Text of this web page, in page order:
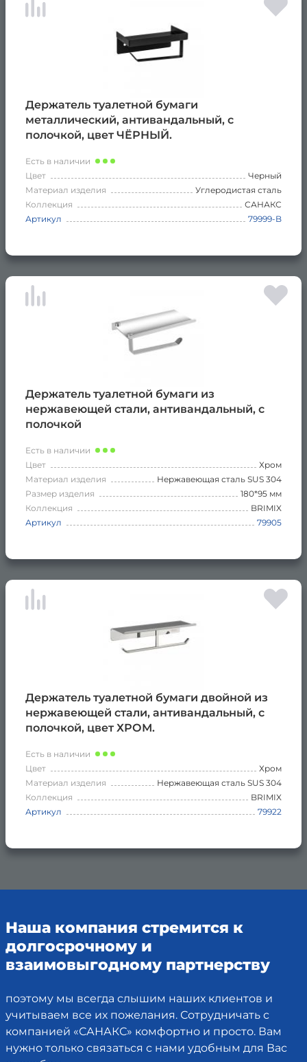
Держатель туалетной бумаги
металлический, антивандальный, с
полочкой, цвет ЧЁРНЫЙ.
Есть в наличии
Цвет
Черный
Материал изделия
Углеродистая сталь
Коллекция
САНАКС
Артикул
79999-B
Держатель туалетной бумаги из
нержавеющей стали, антивандальный, с
полочкой
Есть в наличии
Цвет
Хром
Материал изделия
Нержавеющая сталь SUS 304
Размер изделия
180*95 мм
Коллекция
BRIMIX
Артикул
79905
Держатель туалетной бумаги двойной из
нержавеющей стали, антивандальный, с
полочкой, цвет ХРОМ.
Есть в наличии
Цвет
Хром
Материал изделия
Нержавеющая сталь SUS 304
Коллекция
BRIMIX
Артикул
79922
Наша компания стремится к
долгосрочному и
взаимовыгодному партнерству
поэтому мы всегда слышим наших клиентов и
учитываем все их пожелания. Сотрудничать с
компанией «САНАКС» комфортно и просто. Вам
нужно только связаться с нами удобным для Вас